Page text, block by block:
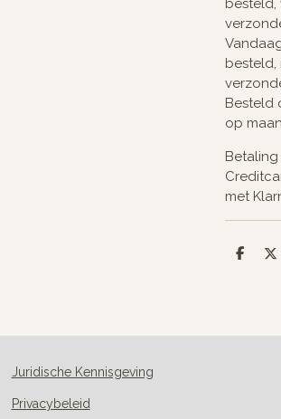
besteld,
besteld,
Besteld
op
met
D
D
Juridische Kennisgeving
Privacybeleid